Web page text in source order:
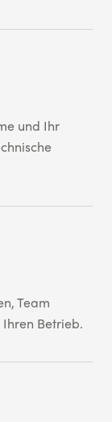
und Ihr
Team
Betrieb.